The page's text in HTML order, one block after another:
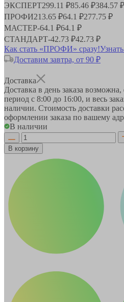
ЭКСПЕРТ299.11 ₽85.46 ₽384.57 ₽
ПРОФИ213.65 ₽64.1 ₽277.75 ₽
МАСТЕР-64.1 ₽64.1 ₽
СТАНДАРТ-42.73 ₽42.73 ₽
Как стать «ПРОФИ» сразу!
Доставим завтра, от 90 ₽
Доставка
Доставка в день заказа
период с 8:00 до 16:00, и весь
наличии. Стоимость доставки
оформлении заказа по вашему
В наличии
В корзину